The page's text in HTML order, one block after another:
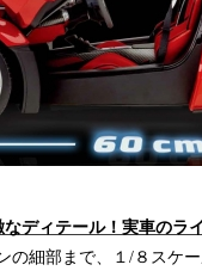
ディテール！実車のラ
の細部まで、１/８スケ